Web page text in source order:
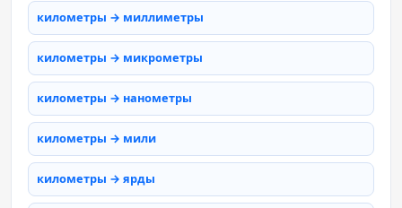
километры → миллиметры
километры → микрометры
километры → нанометры
километры → мили
километры → ярды